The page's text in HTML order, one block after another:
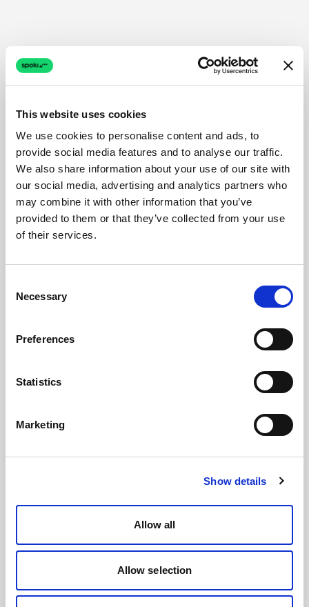
This website uses cookies
We use cookies to personalise content and ads, to
provide social media features and to analyse our traffic.
We also share information about your use of our site with
our social media, advertising and analytics partners who
may combine it with other information that you’ve
provided to them or that they’ve collected from your use
of their services.
Selection
Necessary
Preferences
Statistics
Marketing
Show details
Allow all
Allow selection